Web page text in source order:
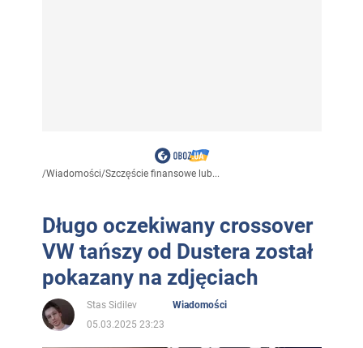
/Wiadomości/Szczęście finansowe lub...
Długo oczekiwany crossover
VW tańszy od Dustera został
pokazany na zdjęciach
Stas Sidilev
Wiadomości
05.03.2025 23:23